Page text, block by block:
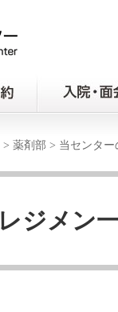
> 薬剤部 > 当センタ
レジメン